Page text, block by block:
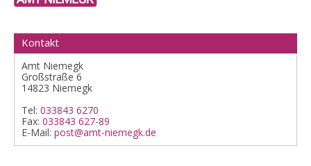
Kontakt
Amt Niemegk
Großstraße 6
14823 Niemegk
Tel: 033843 6270
Fax: 033843 627-89
E-Mail: post@amt-niemegk.de